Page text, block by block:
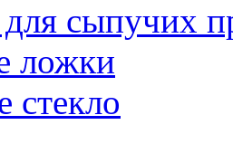
сыпучих
ложки
стекло